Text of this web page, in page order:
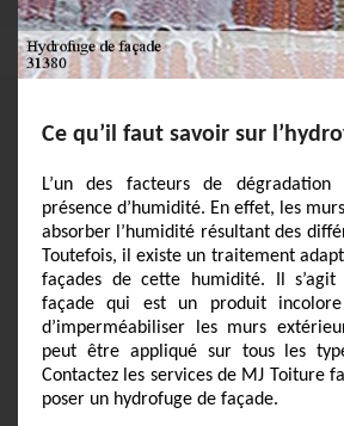
Ce qu’il faut savoir sur
L’un des facteurs de
présence d’humidité. En effet, les
absorber l’humidité résultant des
Toutefois, il existe un traitement
façades de cette humidité. Il s’agit
façade qui est un produit
d’imperméabiliser les murs
peut être appliqué sur tous les
Contactez les services de MJ Toiture
poser un hydrofuge de façade.